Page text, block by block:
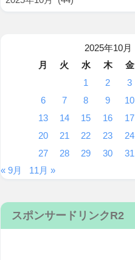
2025年10月
月
火 水 木 金
1
2 3
6
7 8 9 10
13
14 15 16 17
20
21 22 23 24
27
28 29 30
31
« 9月
11月 »
スポンサードリンクR2